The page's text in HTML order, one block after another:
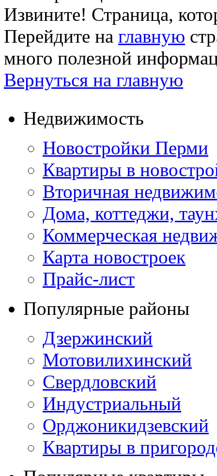
Извините! Страница,
Перейдите на главную
много полезной
Вернуться на главную
Недвижимость
Новостройки Перми
Квартиры в
Вторичная
Дома, коттеджи,
Коммерческая
Карта новостроек
Прайс-лист
Популярные районы
Дзержинский
Мотовилихинский
Свердловский
Индустриальный
Орджоникидзевский
Квартиры в